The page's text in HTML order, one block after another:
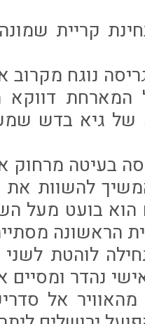
קריית
נוגח מקרוב
דווקא
להשוות
37׳ אך גם הוא
נהדר
מהאוויר